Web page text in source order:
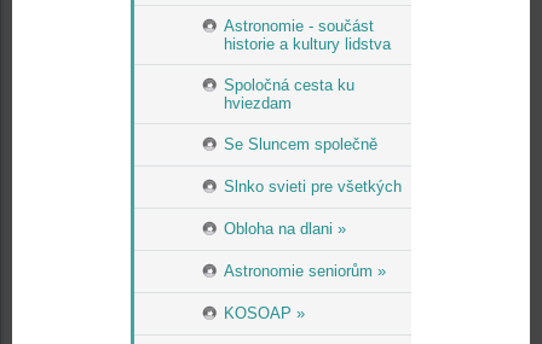
Astronomie - součást
historie a kultury lidstva
Spoločná cesta ku
hviezdam
Se Sluncem společně
Slnko svieti pre všetkých
Obloha na dlani »
Astronomie seniorům »
KOSOAP »